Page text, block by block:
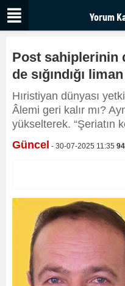
Post sahiplerinin
de sığındığı
Hıristiyan dünyası
Âlemi geri kalır mı?
yükselterek. “Şeriatın
Güncel - 30-07-2025 11:35